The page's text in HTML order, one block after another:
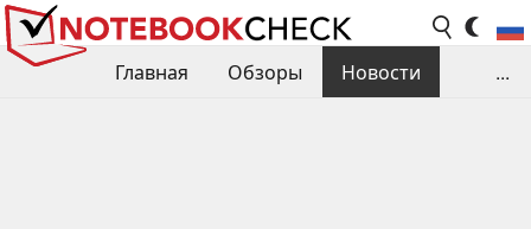
Главная Обзоры
Новости
...